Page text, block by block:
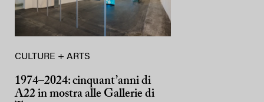
CULTURE + ARTS
1974–2024: cinquant’anni di
A22 in mostra alle Gallerie di